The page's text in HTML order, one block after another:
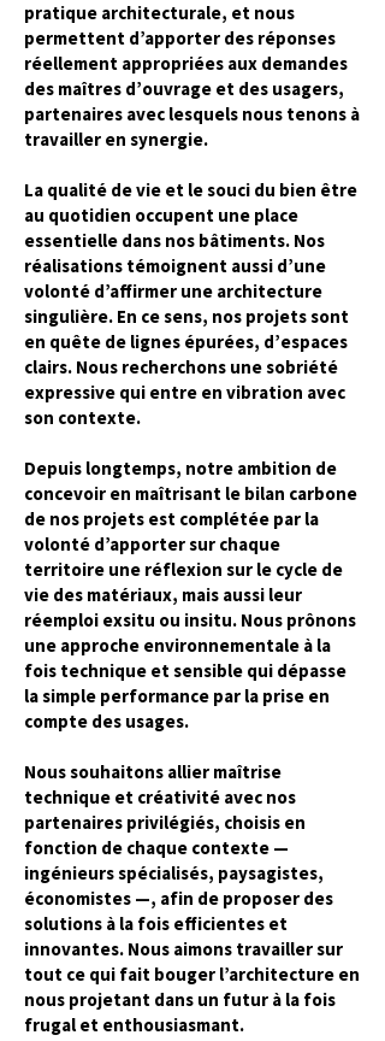
pratique architecturale, et nous
permettent d’apporter des réponses
réellement appropriées aux demandes
des maîtres d’ouvrage et des usagers,
partenaires avec lesquels nous tenons à
travailler en synergie.
La qualité de vie et le souci du bien être
au quotidien occupent une place
essentielle dans nos bâtiments. Nos
réalisations témoignent aussi d’une
volonté d’affirmer une architecture
singulière. En ce sens, nos projets sont
en quête de lignes épurées, d’espaces
clairs. Nous recherchons une sobriété
expressive qui entre en vibration avec
son contexte.
Depuis longtemps, notre ambition de
concevoir en maîtrisant le bilan carbone
de nos projets est complétée par la
volonté d’apporter sur chaque
territoire une réflexion sur le cycle de
vie des matériaux, mais aussi leur
réemploi exsitu ou insitu. Nous prônons
une approche environnementale à la
fois technique et sensible qui dépasse
la simple performance par la prise en
compte des usages.
Nous souhaitons allier maîtrise
technique et créativité avec nos
partenaires privilégiés, choisis en
fonction de chaque contexte —
ingénieurs spécialisés, paysagistes,
économistes —, afin de proposer des
solutions à la fois efficientes et
innovantes. Nous aimons travailler sur
tout ce qui fait bouger l’architecture en
nous projetant dans un futur à la fois
frugal et enthousiasmant.